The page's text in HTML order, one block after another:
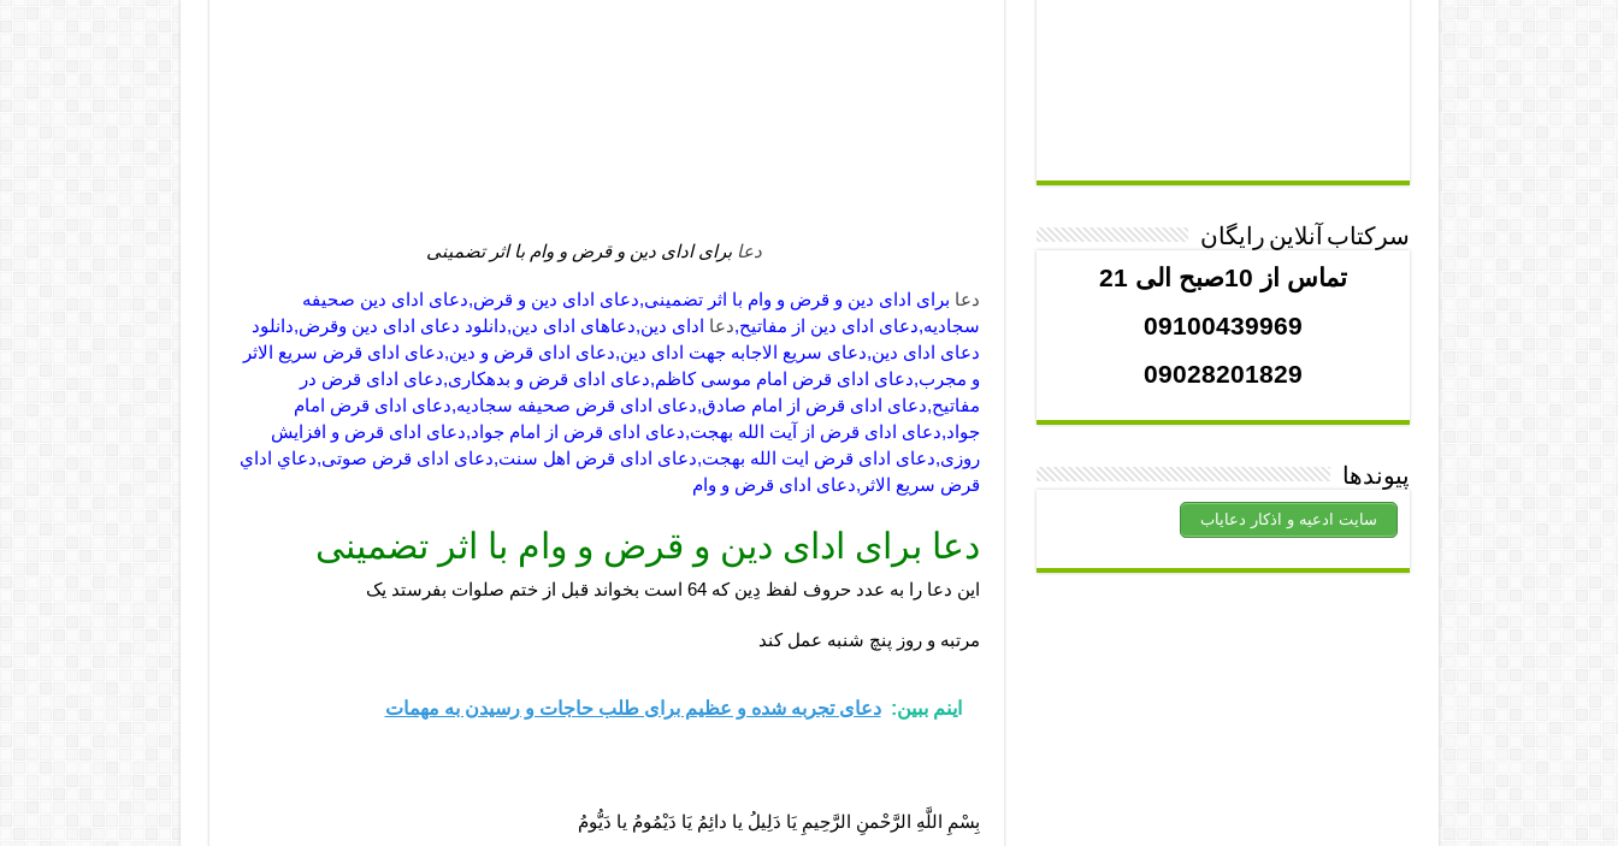
دعا برای ادای دین و قرض و وام با اثر تضمینی
دعا برای ادای دین و قرض و وام با اثر تضمینی,دعای ادای دین و قرض,دعای ادای دین صحیفه
سجادیه,دعای ادای دین از مفاتیح,دعا ادای دین,دعاهای ادای دین,دانلود دعای ادای دین وقرض,دانلود
دعای ادای دین,دعای سریع الاجابه جهت ادای دین,دعای ادای قرض و دین,دعای ادای قرض سریع الاثر
و مجرب,دعای ادای قرض امام موسی کاظم,دعای ادای قرض و بدهکاری,دعای ادای قرض در
مفاتیح,دعای ادای قرض از امام صادق,دعای ادای قرض صحیفه سجادیه,دعای ادای قرض امام
جواد,دعای ادای قرض از آیت الله بهجت,دعای ادای قرض از امام جواد,دعای ادای قرض و افزایش
روزی,دعای ادای قرض ایت الله بهجت,دعای ادای قرض اهل سنت,دعای ادای قرض صوتی,دعاي اداي
قرض سریع الاثر,دعای ادای قرض و وام
دعا برای ادای دین و قرض و وام با اثر تضمینی
این دعا را به عدد حروف لفظ دِین که 64 است بخواند قبل از ختم صلوات بفرستد یک
مرتبه و روز پنچ شنبه عمل کند
اینم ببین: دعای تجربه شده و عظیم برای طلب حاجات و رسیدن به مهمات
بِسْمِ اللَّهِ الرَّحْمنِ الرَّحِيمِ يَا دَلِيلُ یا دائِمُ يَا دَيْمُومُ یا دَیُّومُ
سرکتاب آنلاین رایگان
تماس از 10صبح الی 21
09100439969
09028201829
پیوندها
سایت ادعیه و اذکار دعایاب